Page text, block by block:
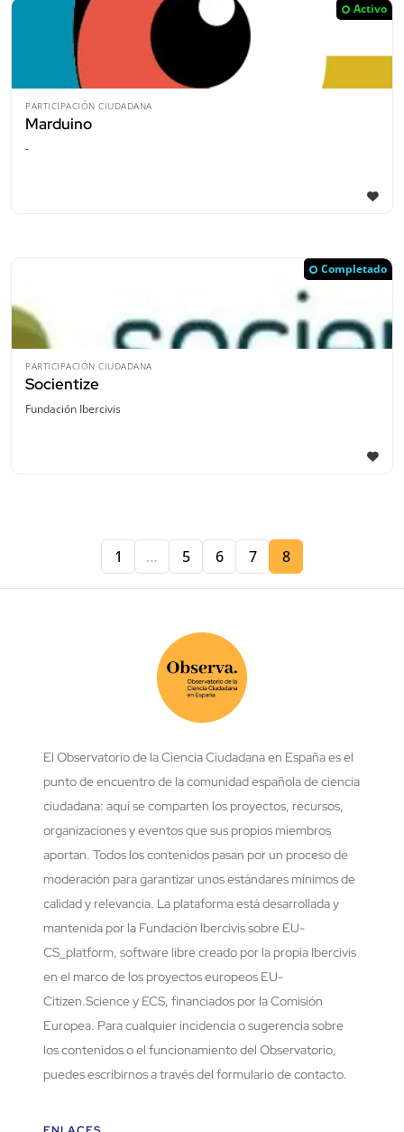
Activo
PARTICIPACIÓN CIUDADANA
Marduino
-
Completado
PARTICIPACIÓN CIUDADANA
Socientize
Fundación Ibercivis
1 … 5 6 7 8
El Observatorio de la Ciencia Ciudadana en España es el
punto de encuentro de la comunidad española de ciencia
ciudadana: aquí se comparten los proyectos, recursos,
organizaciones y eventos que sus propios miembros
aportan. Todos los contenidos pasan por un proceso de
moderación para garantizar unos estándares mínimos de
calidad y relevancia. La plataforma está desarrollada y
mantenida por la Fundación Ibercivis sobre EU-
CS_platform, software libre creado por la propia Ibercivis
en el marco de los proyectos europeos EU-
Citizen.Science y ECS, financiados por la Comisión
Europea. Para cualquier incidencia o sugerencia sobre
los contenidos o el funcionamiento del Observatorio,
puedes escribirnos a través del formulario de contacto.